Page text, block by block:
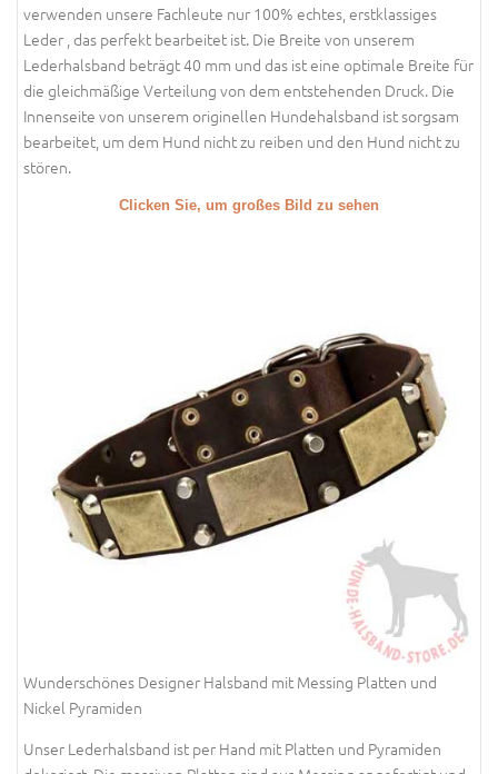
verwenden unsere Fachleute nur 100% echtes, erstklassiges
Leder , das perfekt bearbeitet ist. Die Breite von unserem
Lederhalsband beträgt 40 mm und das ist eine optimale Breite für
die gleichmäßige Verteilung von dem entstehenden Druck. Die
Innenseite von unserem originellen Hundehalsband ist sorgsam
bearbeitet, um dem Hund nicht zu reiben und den Hund nicht zu
stören.
Clicken Sie, um großes Bild zu sehen
Wunderschönes Designer Halsband mit Messing Platten und
Nickel Pyramiden
Unser Lederhalsband ist per Hand mit Platten und Pyramiden